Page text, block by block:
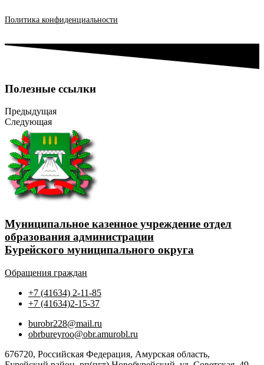
Политика конфиденциальности
Полезные ссылки
Предыдущая
Следующая
Муниципальное казенное учреждение отдел
образования администрации
Бурейского муниципального округа
Обращения граждан
+7 (41634) 2-11-85
+7 (41634)2-15-37
burobr228@mail.ru
obrbureyroo@obr.amurobl.ru
676720, Российская Федерация, Амурская область,